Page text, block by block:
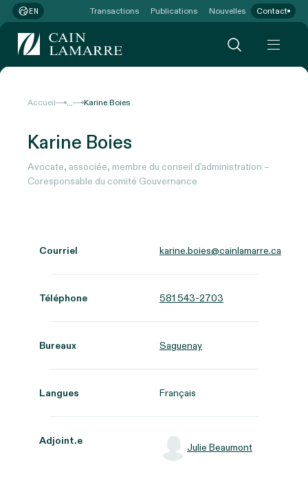
EN Transactions Publications Nouvelles Contact
Accueil ... Karine Boies
Karine Boies
Avocate, associée, membre du conseil d’administration –
Coresponsable du comité Gouvernance
Courriel karine.boies@cainlamarre.ca
Téléphone 581 543-2703
Bureaux Saguenay
Langues Français
Adjoint.e Julie Beaumont